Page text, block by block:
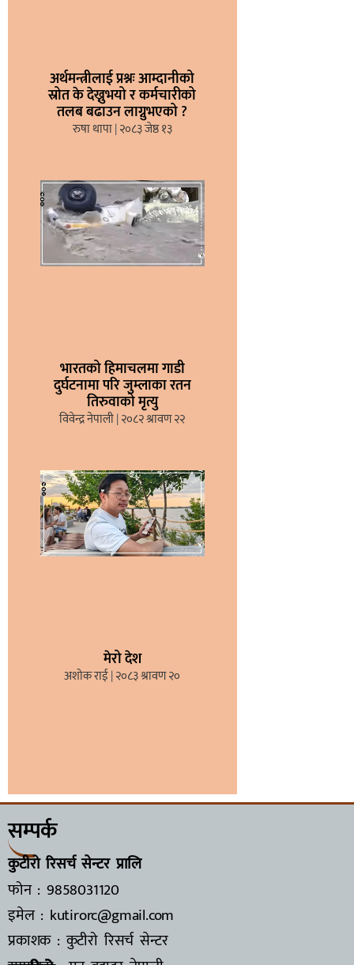
अर्थमन्त्रीलाई प्रश्नः आम्दानीको
स्रोत के देख्नुभयो र कर्मचारीको
तलब बढाउन लाग्नुभएको ?
रुषा थापा २०८३ जेष्ठ १३
भारतको हिमाचलमा गाडी
दुर्घटनामा परि जुम्लाका रतन
तिरुवाको मृत्यु
विवेन्द्र नेपाली २०८२ श्रावण २२
मेरो देश
अशोक राई २०८३ श्रावण २०
सम्पर्क
कुटीरो रिसर्च सेन्टर प्रालि
फोन : 9858031120
इमेल : kutirorc@gmail.com
प्रकाशक : कुटीरो रिसर्च सेन्टर